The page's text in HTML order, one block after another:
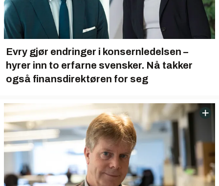
Evry gjør endringer i konsernledelsen –
hyrer inn to erfarne svensker. Nå takker
også finansdirektøren for seg